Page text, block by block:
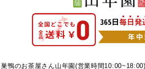
巣鴨のお茶屋さん山年園(営業時間